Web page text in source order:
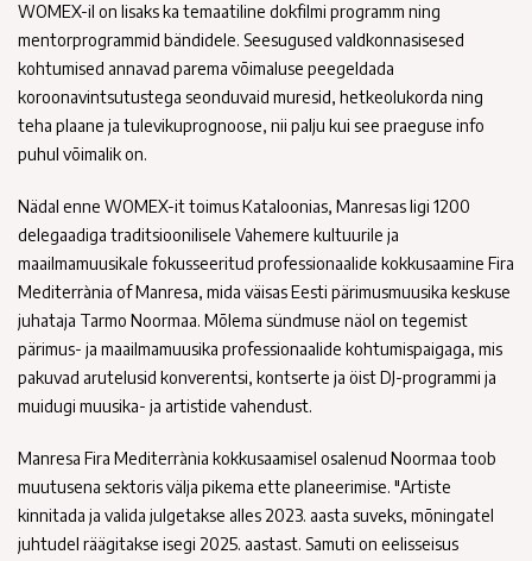
WOMEX-il on lisaks ka temaatiline dokfilmi programm ning
mentorprogrammid bändidele. Seesugused valdkonnasisesed
kohtumised annavad parema võimaluse peegeldada
koroonavintsutustega seonduvaid muresid, hetkeolukorda ning
teha plaane ja tulevikuprognoose, nii palju kui see praeguse info
puhul võimalik on.
Nädal enne WOMEX-it toimus Kataloonias, Manresas ligi 1200
delegaadiga traditsioonilisele Vahemere kultuurile ja
maailmamuusikale fokusseeritud professionaalide kokkusaamine Fira
Mediterrània of Manresa, mida väisas Eesti pärimusmuusika keskuse
juhataja Tarmo Noormaa. Mõlema sündmuse näol on tegemist
pärimus- ja maailmamuusika professionaalide kohtumispaigaga, mis
pakuvad arutelusid konverentsi, kontserte ja öist DJ-programmi ja
muidugi muusika- ja artistide vahendust.
Manresa Fira Mediterrània kokkusaamisel osalenud Noormaa toob
muutusena sektoris välja pikema ette planeerimise. "Artiste
kinnitada ja valida julgetakse alles 2023. aasta suveks, mõningatel
juhtudel räägitakse isegi 2025. aastast. Samuti on eelisseisus